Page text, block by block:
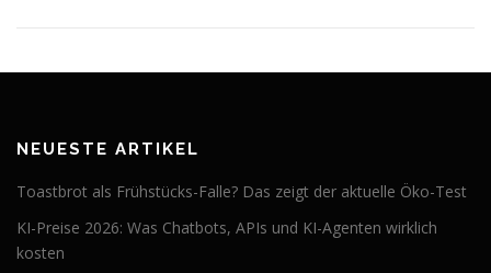
NEUESTE ARTIKEL
Toastbrot als Frühstücks-Falle? Das zeigt der aktuelle Öko-Test
KI-Preise 2026: Was Chatbots, APIs und KI-Agenten wirklich
kosten